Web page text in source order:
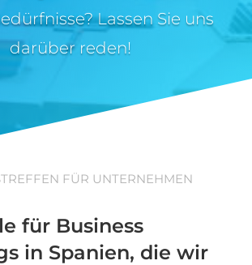
Lassen Sie uns
darüber reden!
FÜR UNTERNEHMEN
für Business
in Spanien, die wir